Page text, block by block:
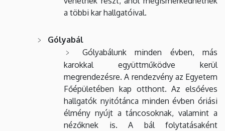
a többi kar hallgatóival.
Gólyabál
Gólyabálunk minden évben, más
karokkal együttműködve kerül
megrendezésre. A rendezvény az Egyetem
Főépületében kap otthont. Az elsőéves
hallgatók nyitótánca minden évben óriási
élmény nyújt a táncosoknak, valamint a
nézőknek is. A bál folytatásaként